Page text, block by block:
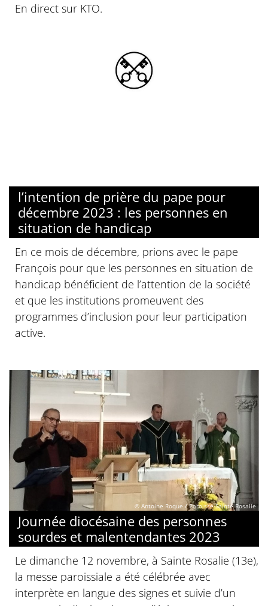
En direct sur KTO.
l’intention de prière du pape pour
décembre 2023 : les personnes en
situation de handicap
En ce mois de décembre, prions avec le pape
François pour que les personnes en situation de
handicap bénéficient de l’attention de la société
et que les institutions promeuvent des
programmes d’inclusion pour leur participation
active.
© Antoine Roque / Paroisse Sainte Rosalie
Journée diocésaine des personnes
sourdes et malentendantes 2023
Le dimanche 12 novembre, à Sainte Rosalie (13e),
la messe paroissiale a été célébrée avec
interprète en langue des signes et suivie d’un